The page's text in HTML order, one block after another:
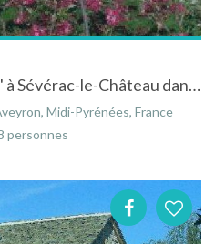
Gîte "La Maison d'Amédé" à Sévérac-le-Château dans l'Aveyron en Midi-Pyrénées
Midi-Pyrénées, France
personnes